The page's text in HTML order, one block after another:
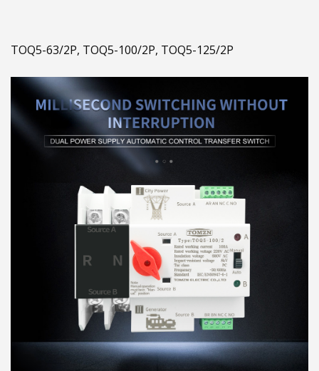
TOQ5-63/2P, TOQ5-100/2P, TOQ5-125/2P